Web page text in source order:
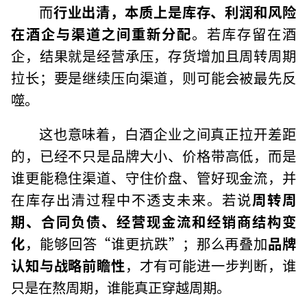
而行业出清，本质上是库存、利润和风险
在酒企与渠道之间重新分配。若库存留在酒
企，结果就是经营承压，存货增加且周转周期
拉长；要是继续压向渠道，则可能会被最先反
噬。
这也意味着，白酒企业之间真正拉开差距
的，已经不只是品牌大小、价格带高低，而是
谁更能稳住渠道、守住价盘、管好现金流，并
在库存出清过程中不透支未来。若说周转周
期、合同负债、经营现金流和经销商结构变
化，能够回答“谁更抗跌”；那么再叠加品牌
认知与战略前瞻性，才有可能进一步判断，谁
只是在熬周期，谁能真正穿越周期。